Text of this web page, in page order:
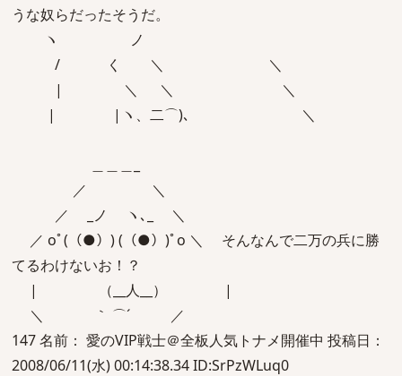
うな奴らだったそうだ。
ヽ ノ
/ く ＼ ＼
| ＼ ＼ ＼
| |ヽ、二⌒)､ ＼
／ ＼
／ _ノ ヽ､_ ＼
／ oﾟ(（●）) (（●）)ﾟo ＼ そんなんで二万の兵に勝
てるわけないお！？
| （__人__） |
＼ ｀ ⌒´ ／
147 名前： 愛のVIP戦士＠全板人気トナメ開催中 投稿日：
2008/06/11(水) 00:14:38.34 ID:SrPzWLuq0